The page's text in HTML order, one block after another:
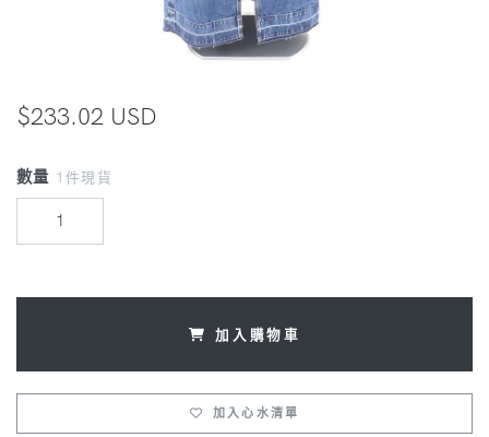
$233.02 USD
數量 1件現貨
加入購物車
加入心水清單